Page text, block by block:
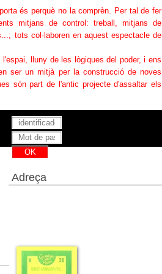
és perquè no la comprèn. Per tal de fer
mitjans de control: treball, mitjans de
tots col·laboren en aquest espectacle de
lluny de les lògiques del poder, i ens
ser un mitjà per la construcció de noves
són part de l'antic projecte d'assaltar els
Adreça